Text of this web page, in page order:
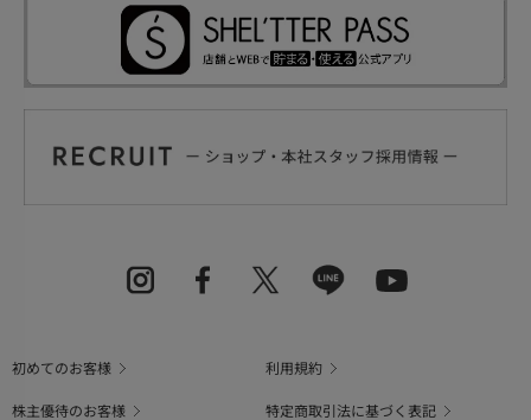
初めてのお客様
利用規約
株主優待のお客様
特定商取引法に基づく表記